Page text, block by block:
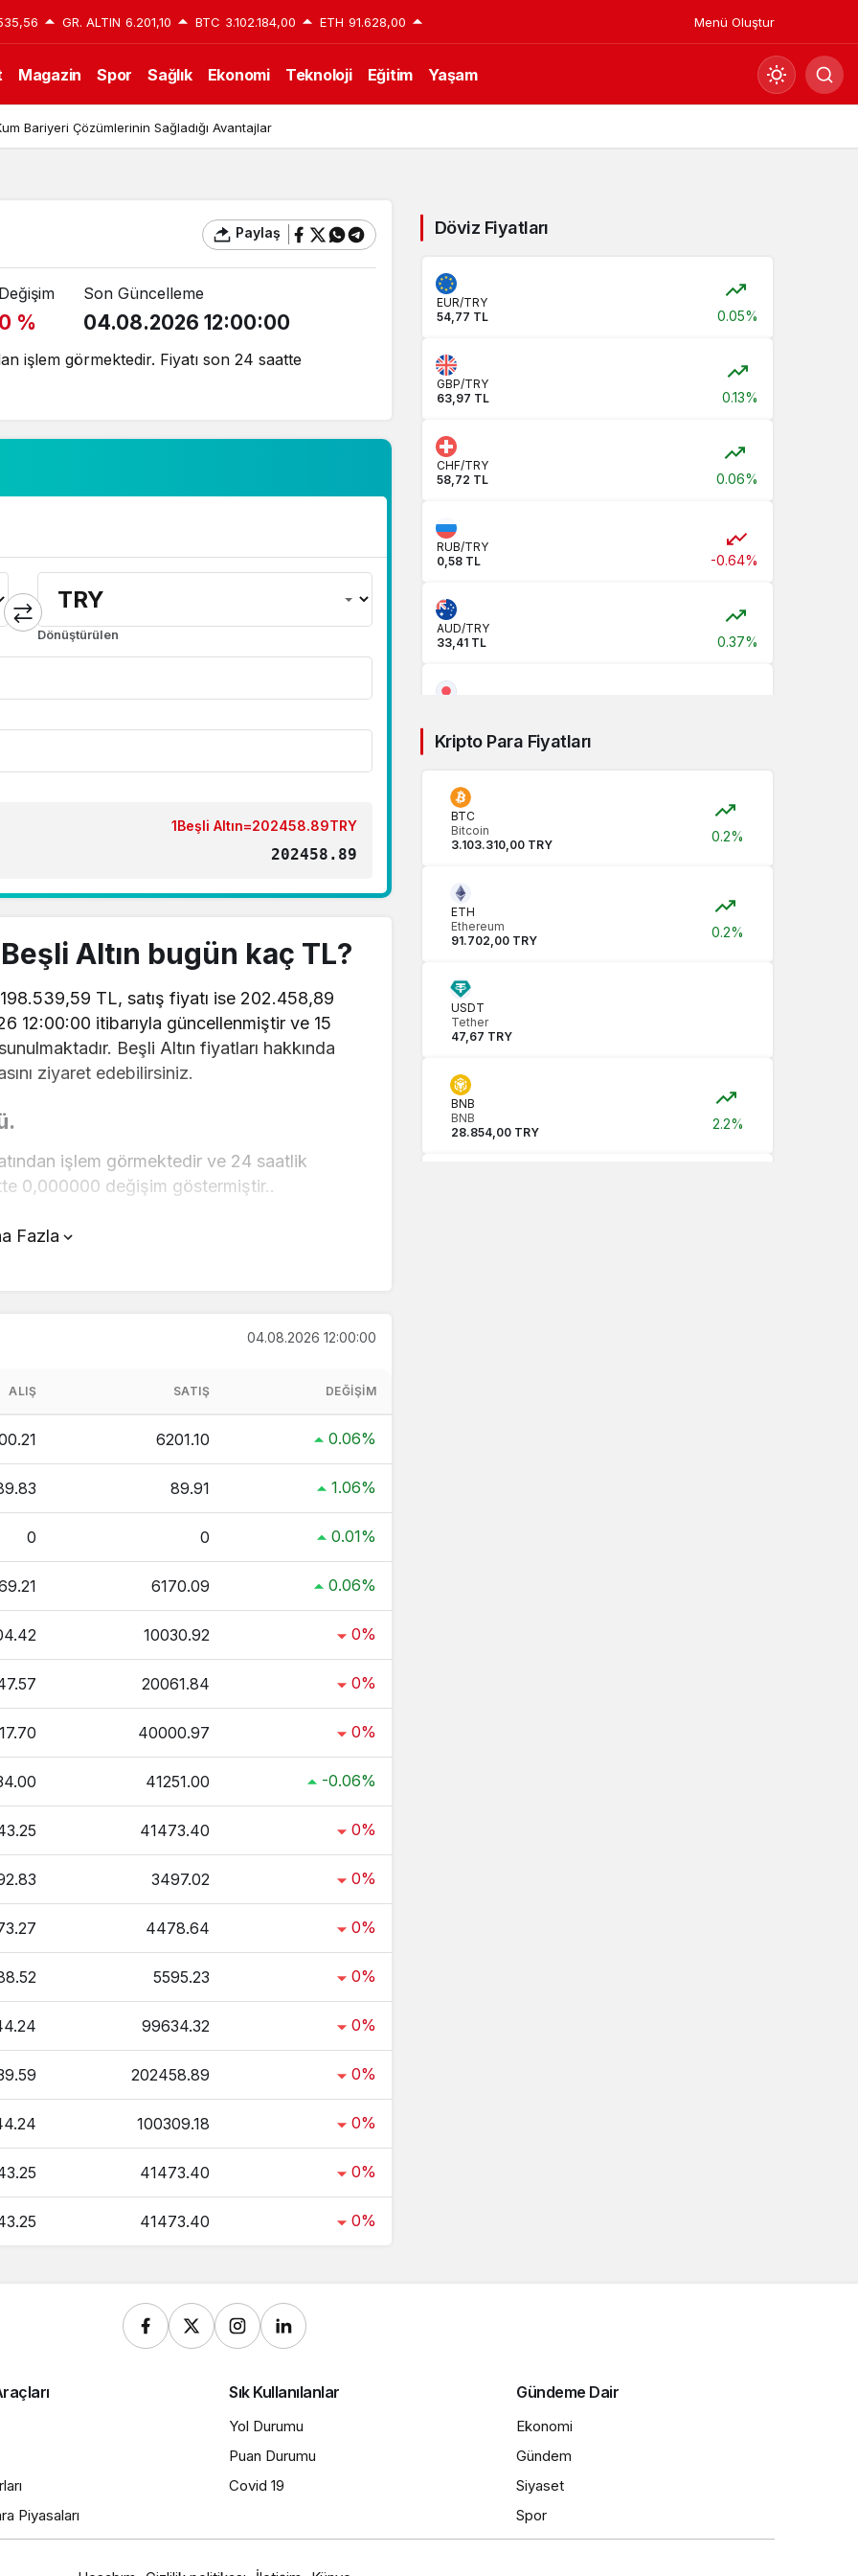
GR. ALTIN 6.201,10 BTC 3.102.184,00 ETH 91.628,00 Menü Oluştur
Magazin Spor Sağlık Ekonomi Teknoloji Eğitim Yaşam
Mod
değiştir
Bariyeri Çözümlerinin Sağladığı Avantajlar
Paylaş
Değişim
0 %
Son Güncelleme
04.08.2026 12:00:00
işlem görmektedir. Fiyatı son 24 saatte
Dönüştürülen
1Beşli Altın=202458.89TRY
202458.89
Altın bugün kaç TL?
TL, satış fiyatı ise 202.458,89
12:00:00 itibarıyla güncellenmiştir ve 15
Beşli Altın fiyatları hakkında
ziyaret edebilirsiniz.
işlem görmektedir ve 24 saatlik
0,000000 değişim göstermiştir..
üstünde yer alan çevirici aracını kullanarak
TL ?
TL ?
Kaç TL ?
?
Fazla
04.08.2026 12:00:00
ALIŞ SATIŞ DEĞIŞIM
6201.10 0.06%
89.91 1.06%
0 0 0.01%
6170.09 0.06%
10030.92 0%
20061.84 0%
40000.97 0%
41251.00 -0.06%
41473.40 0%
3497.02 0%
4478.64 0%
5595.23 0%
99634.32 0%
202458.89 0%
100309.18 0%
41473.40 0%
41473.40 0%
Döviz Fiyatları
EUR/TRY
54,77 TL
0.05%
GBP/TRY
63,97 TL
0.13%
CHF/TRY
58,72 TL
0.06%
RUB/TRY
0,58 TL
-0.64%
AUD/TRY
33,41 TL
0.37%
CNY/TRY
7,04 TL
0.12%
Kripto Para Fiyatları
BTC
Bitcoin
3.103.310,00 TRY
0.2%
ETH
Ethereum
91.702,00 TRY
0.2%
USDT
Tether
47,67 TRY
BNB
BNB
28.854,00 TRY
2.2%
Piyasaları
Sık Kullanılanlar
Yol Durumu
Puan Durumu
Covid 19
Gündeme Dair
Ekonomi
Gündem
Siyaset
Spor